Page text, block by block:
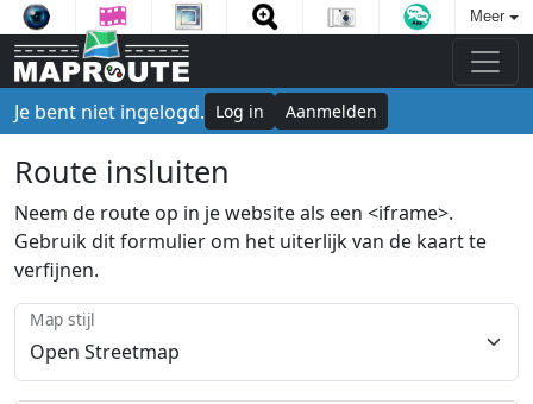
Meer
Je bent niet ingelogd. Log in Aanmelden
Route insluiten
Neem de route op in je website als een <iframe>.
Gebruik dit formulier om het uiterlijk van de kaart te
verfijnen.
Map stijl